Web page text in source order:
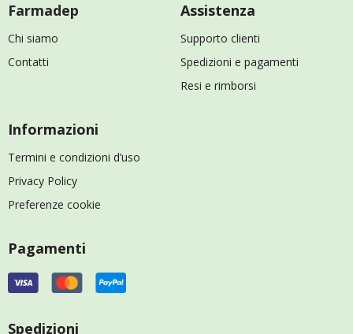
Farmadep
Chi siamo
Contatti
Assistenza
Supporto clienti
Spedizioni e pagamenti
Resi e rimborsi
Informazioni
Termini e condizioni d’uso
Privacy Policy
Preferenze cookie
Pagamenti
Spedizioni